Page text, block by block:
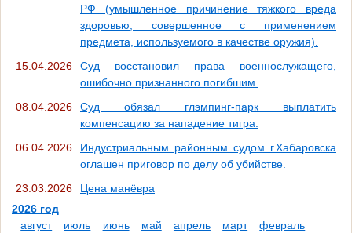
РФ (умышленное причинение тяжкого вреда
здоровью, совершенное с применением
предмета, используемого в качестве оружия).
15.04.2026
Суд восстановил права военнослужащего,
ошибочно признанного погибшим.
08.04.2026
Суд обязал глэмпинг-парк выплатить
компенсацию за нападение тигра.
06.04.2026
Индустриальным районным судом г.Хабаровска
оглашен приговор по делу об убийстве.
23.03.2026
Цена манёвра
2026 год
август
июль июнь май апрель март
февраль